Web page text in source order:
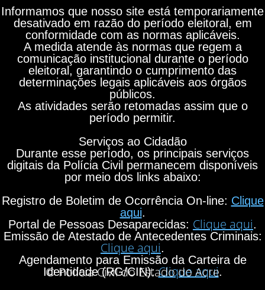
Informamos que nosso site está temporariamente
desativado em razão do período eleitoral, em
conformidade com as normas aplicáveis.
A medida atende às normas que regem a
comunicação institucional durante o período
eleitoral, garantindo o cumprimento das
determinações legais aplicáveis aos órgãos
públicos.
As atividades serão retomadas assim que o
período permitir.
Serviços ao Cidadão
Durante esse período, os principais serviços
digitais da Polícia Civil permanecem disponíveis
por meio dos links abaixo:
Registro de Boletim de Ocorrência On-line: Clique
aqui.
Portal de Pessoas Desaparecidas: Clique aqui.
Emissão de Atestado de Antecedentes Criminais:
Clique aqui.
Agendamento para Emissão da Carteira de
Identidade (RG/CIN):Clique aqui.
© Polícia Civil do Estado do Acre